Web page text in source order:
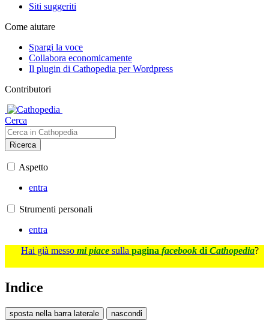
Siti suggeriti
Come aiutare
Spargi la voce
Collabora economicamente
Il plugin di Cathopedia per Wordpress
Contributori
Cerca
Ricerca
Aspetto
entra
Strumenti personali
entra
Hai già messo mi piace sulla pagina facebook di Cathopedia?
Indice
sposta nella barra laterale nascondi